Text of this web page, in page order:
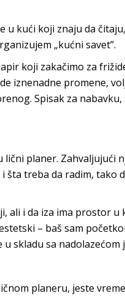
u kući koji znaju da
„kućni savet”.
koji zakačimo za
iznenadne promene,
Spisak za
planer. Zahvaljujući
šta treba da radim, tako
ali i da iza ima prostor u
– baš sam
skladu sa nadolazećom
planeru, jeste